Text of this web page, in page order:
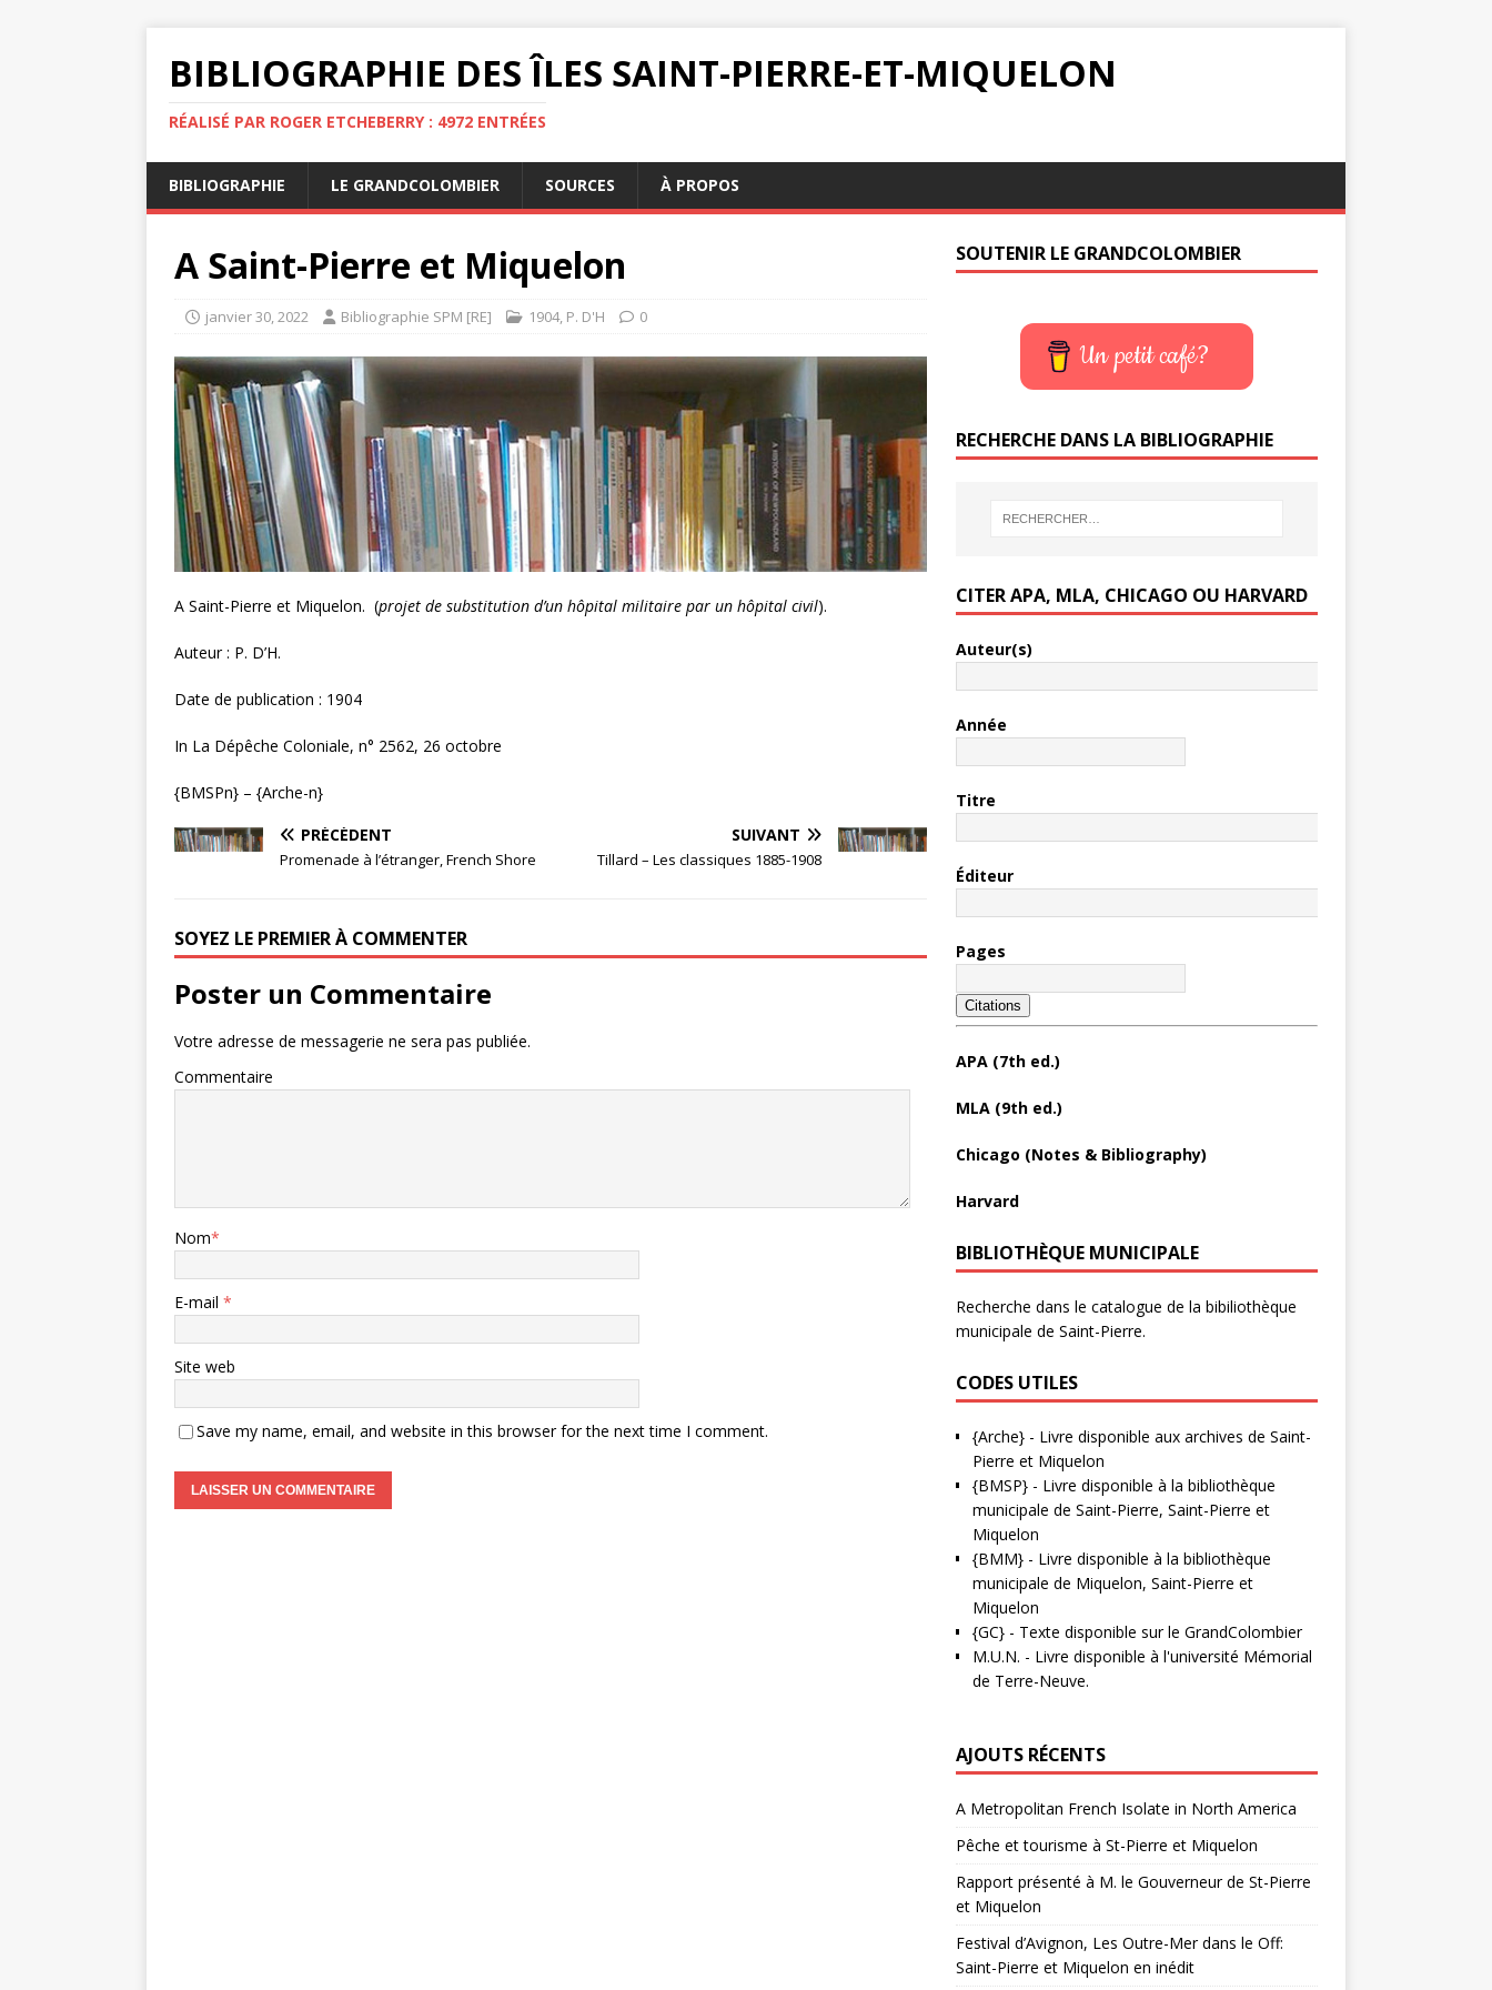
BIBLIOGRAPHIE DES ÎLES SAINT-PIERRE-ET-MIQUELON
RÉALISÉ PAR ROGER ETCHEBERRY : 4972 ENTRÉES
BIBLIOGRAPHIE LE GRANDCOLOMBIER SOURCES À PROPOS
A Saint-Pierre et Miquelon
janvier 30, 2022 Bibliographie SPM [RE] 1904, P. D'H 0
A Saint-Pierre et Miquelon. (projet de substitution d’un hôpital militaire par un hôpital civil).
Auteur : P. D’H.
Date de publication : 1904
In La Dépêche Coloniale, n° 2562, 26 octobre
{BMSPn} – {Arche-n}
PRÉCÉDENT
Promenade à l’étranger, French Shore
SUIVANT
Tillard – Les classiques 1885-1908
SOYEZ LE PREMIER À COMMENTER
Poster un Commentaire
Votre adresse de messagerie ne sera pas publiée.
Commentaire
Nom*
E-mail *
Site web
Save my name, email, and website in this browser for the next time I comment.
SOUTENIR LE GRANDCOLOMBIER
Un petit café?
RECHERCHE DANS LA BIBLIOGRAPHIE
CITER APA, MLA, CHICAGO OU HARVARD
Auteur(s)
Année
Titre
Éditeur
Pages
Citations
APA (7th ed.)
MLA (9th ed.)
Chicago (Notes & Bibliography)
Harvard
BIBLIOTHÈQUE MUNICIPALE
Recherche dans le catalogue de la bibiliothèque
municipale de Saint-Pierre.
CODES UTILES
{Arche}- Livre disponible aux archives de Saint-
Pierre et Miquelon
{BMSP}- Livre disponible à la bibliothèque
municipale de Saint-Pierre, Saint-Pierre et
Miquelon
{BMM}- Livre disponible à la bibliothèque
municipale de Miquelon, Saint-Pierre et
Miquelon
{GC}- Texte disponible sur le GrandColombier
M.U.N. - Livre disponible à l'université Mémorial
de Terre-Neuve.
AJOUTS RÉCENTS
A Metropolitan French Isolate in North America
Pêche et tourisme à St-Pierre et Miquelon
Rapport présenté à M. le Gouverneur de St-Pierre
et Miquelon
Festival d’Avignon, Les Outre-Mer dans le Off:
Saint-Pierre et Miquelon en inédit